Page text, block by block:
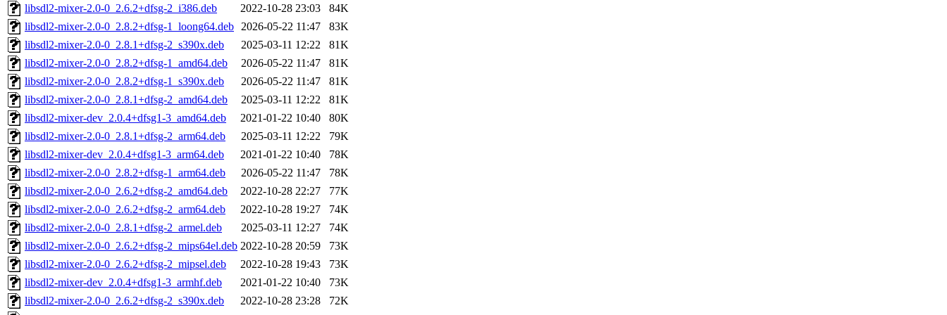
libsdl2-mixer-2.0-0_2.6.2+dfsg-2_i386.deb 2022-10-28 23:03
84K
libsdl2-mixer-2.0-0_2.8.2+dfsg-1_loong64.deb 2026-05-22 11:47
83K
libsdl2-mixer-2.0-0_2.8.1+dfsg-2_s390x.deb
2025-03-11 12:22
81K
libsdl2-mixer-2.0-0_2.8.2+dfsg-1_amd64.deb
2026-05-22 11:47
81K
libsdl2-mixer-2.0-0_2.8.2+dfsg-1_s390x.deb
2026-05-22 11:47
81K
libsdl2-mixer-2.0-0_2.8.1+dfsg-2_amd64.deb
2025-03-11 12:22
81K
libsdl2-mixer-dev_2.0.4+dfsg1-3_amd64.deb
2021-01-22 10:40
80K
libsdl2-mixer-2.0-0_2.8.1+dfsg-2_arm64.deb
2025-03-11 12:22
79K
libsdl2-mixer-dev_2.0.4+dfsg1-3_arm64.deb
2021-01-22 10:40
78K
libsdl2-mixer-2.0-0_2.8.2+dfsg-1_arm64.deb
2026-05-22 11:47
78K
libsdl2-mixer-2.0-0_2.6.2+dfsg-2_amd64.deb
2022-10-28 22:27
77K
libsdl2-mixer-2.0-0_2.6.2+dfsg-2_arm64.deb
2022-10-28 19:27
74K
libsdl2-mixer-2.0-0_2.8.1+dfsg-2_armel.deb
2025-03-11 12:27
74K
libsdl2-mixer-2.0-0_2.6.2+dfsg-2_mips64el.deb 2022-10-28 20:59
73K
libsdl2-mixer-2.0-0_2.6.2+dfsg-2_mipsel.deb
2022-10-28 19:43
73K
libsdl2-mixer-dev_2.0.4+dfsg1-3_armhf.deb
2021-01-22 10:40
73K
libsdl2-mixer-2.0-0_2.6.2+dfsg-2_s390x.deb
2022-10-28 23:28
72K